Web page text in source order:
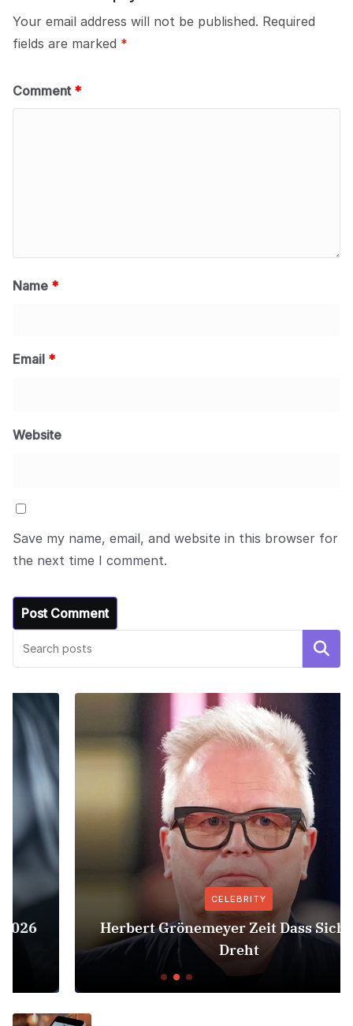
Your email address will not be published. Required
fields are marked *
Comment *
Name *
Email *
Website
Save my name, email, and website in this browser for
the next time I comment.
Search
CELEBRITY
Herbert Grönemeyer Zeit Dass Sich Was
Dreht